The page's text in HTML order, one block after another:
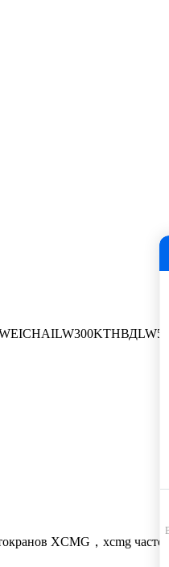
LW300KТНВД
XCMG，xcmg